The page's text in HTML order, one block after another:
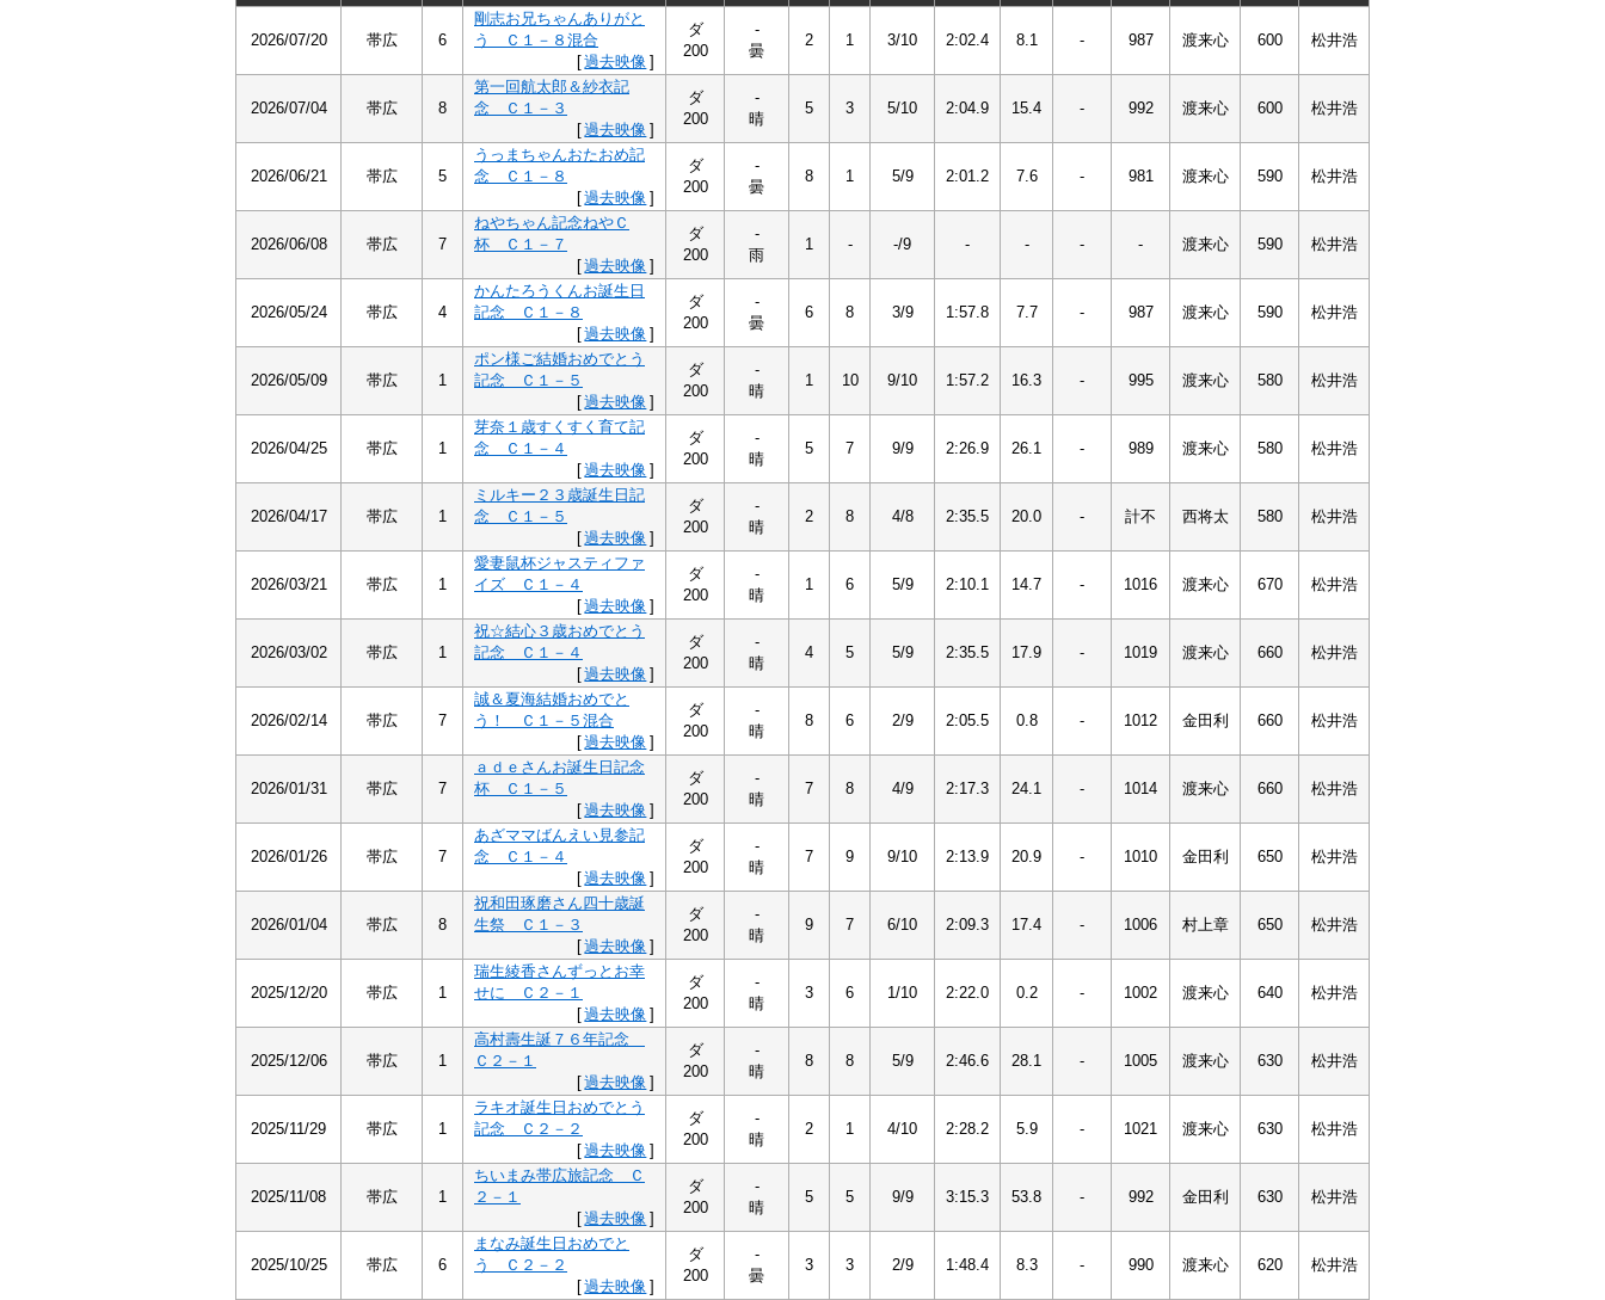
2026/07/20 帯広 6
剛志お兄ちゃんありがと
う Ｃ１－８混合
[過去映像 ]
ダ
200
-
曇
2 1 3/10 2:02.4 8.1 - 987 渡来心 600 松井浩
2026/07/04 帯広 8
第一回航太郎＆紗衣記
念 Ｃ１－３
[過去映像 ]
ダ
200
-
晴
5 3 5/10 2:04.9 15.4 - 992 渡来心 600 松井浩
2026/06/21 帯広 5
うっまちゃんおたおめ記
念 Ｃ１－８
[過去映像 ]
ダ
200
-
曇
8 1 5/9 2:01.2 7.6 - 981 渡来心 590 松井浩
2026/06/08 帯広 7
ねやちゃん記念ねやＣ
杯 Ｃ１－７
[過去映像 ]
ダ
200
-
雨
1 - -/9 - - - - 渡来心 590 松井浩
2026/05/24 帯広 4
かんたろうくんお誕生日
記念 Ｃ１－８
[過去映像 ]
ダ
200
-
曇
6 8 3/9 1:57.8 7.7 - 987 渡来心 590 松井浩
2026/05/09 帯広 1
ポン様ご結婚おめでとう
記念 Ｃ１－５
[過去映像 ]
ダ
200
-
晴
1 10 9/10 1:57.2 16.3 - 995 渡来心 580 松井浩
2026/04/25 帯広 1
芽奈１歳すくすく育て記
念 Ｃ１－４
[過去映像 ]
ダ
200
-
晴
5 7 9/9 2:26.9 26.1 - 989 渡来心 580 松井浩
2026/04/17 帯広 1
ミルキー２３歳誕生日記
念 Ｃ１－５
[過去映像 ]
ダ
200
-
晴
2 8 4/8 2:35.5 20.0 - 計不 西将太 580 松井浩
2026/03/21 帯広 1
愛妻鼠杯ジャスティファ
イズ Ｃ１－４
[過去映像 ]
ダ
200
-
晴
1 6 5/9 2:10.1 14.7 - 1016 渡来心 670 松井浩
2026/03/02 帯広 1
祝☆結心３歳おめでとう
記念 Ｃ１－４
[過去映像 ]
ダ
200
-
晴
4 5 5/9 2:35.5 17.9 - 1019 渡来心 660 松井浩
2026/02/14 帯広 7
誠＆夏海結婚おめでと
う！ Ｃ１－５混合
[過去映像 ]
ダ
200
-
晴
8 6 2/9 2:05.5 0.8 - 1012 金田利 660 松井浩
2026/01/31 帯広 7
ａｄｅさんお誕生日記念
杯 Ｃ１－５
[過去映像 ]
ダ
200
-
晴
7 8 4/9 2:17.3 24.1 - 1014 渡来心 660 松井浩
2026/01/26 帯広 7
あざママばんえい見参記
念 Ｃ１－４
[過去映像 ]
ダ
200
-
晴
7 9 9/10 2:13.9 20.9 - 1010 金田利 650 松井浩
2026/01/04 帯広 8
祝和田琢磨さん四十歳誕
生祭 Ｃ１－３
[過去映像 ]
ダ
200
-
晴
9 7 6/10 2:09.3 17.4 - 1006 村上章 650 松井浩
2025/12/20 帯広 1
瑞生綾香さんずっとお幸
せに Ｃ２－１
[過去映像 ]
ダ
200
-
晴
3 6 1/10 2:22.0 0.2 - 1002 渡来心 640 松井浩
2025/12/06 帯広 1
高村壽生誕７６年記念
Ｃ２－１
[過去映像 ]
ダ
200
-
晴
8 8 5/9 2:46.6 28.1 - 1005 渡来心 630 松井浩
2025/11/29 帯広 1
ラキオ誕生日おめでとう
記念 Ｃ２－２
[過去映像 ]
ダ
200
-
晴
2 1 4/10 2:28.2 5.9 - 1021 渡来心 630 松井浩
2025/11/08 帯広 1
ちいまみ帯広旅記念 Ｃ
２－１
[過去映像 ]
ダ
200
-
晴
5 5 9/9 3:15.3 53.8 - 992 金田利 630 松井浩
2025/10/25 帯広 6
まなみ誕生日おめでと
う Ｃ２－２
[過去映像 ]
ダ
200
-
曇
3 3 2/9 1:48.4 8.3 - 990 渡来心 620 松井浩